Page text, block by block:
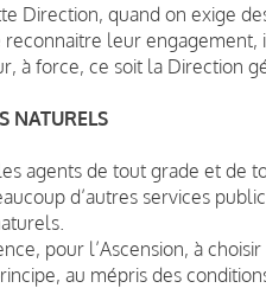
Direction, quand on exige
reconnaitre leur
à force, ce soit la Direction
NATURELS
agents de tout grade et de
d’autres services
pour l’Ascension, à
au mépris des